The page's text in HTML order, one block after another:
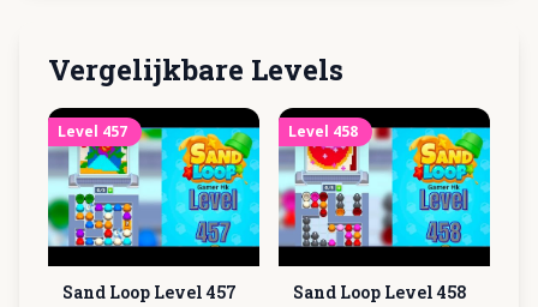
Vergelijkbare Levels
Level 457
Sand Loop Level 457
Level 458
Sand Loop Level 458